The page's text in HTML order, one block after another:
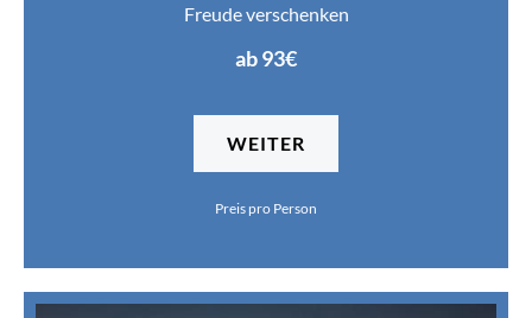
Freude verschenken
ab 93€
WEITER
Preis pro Person